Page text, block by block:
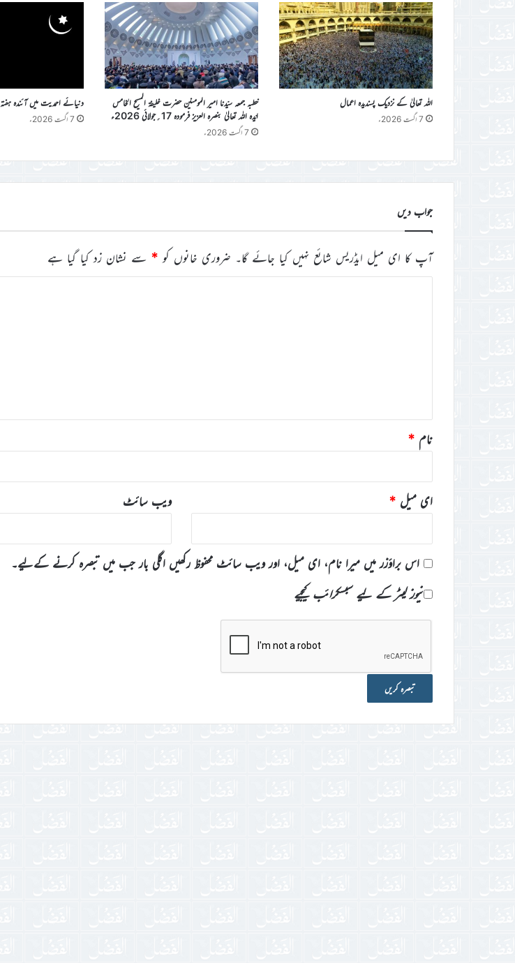
اللہ تعالیٰ کے نزدیک پسندیدہ اعمال
7 اگست 2026ء
خطبہ جمعہ سیّدنا امیر المومنین حضرت خلیفۃ المسیح الخامس
ایّدہ اللہ تعالیٰ بنصرہ العزیز فرمودہ 17؍جولائی 2026ء
7 اگست 2026ء
دنیائے احمدیت میں آئندہ ہفتہ
7 اگست 2026ء
جواب دیں
آپ کا ای میل ایڈریس شائع نہیں کیا جائے گا۔ ضروری خانوں کو * سے نشان زد کیا گیا ہے
نام *
ای میل * ویب‌ سائٹ
اس براؤزر میں میرا نام، ای میل، اور ویب سائٹ محفوظ رکھیں اگلی بار جب میں تبصرہ کرنے کےلیے۔
نیوز لیٹر کے لیے سبسکرائب کیجیے